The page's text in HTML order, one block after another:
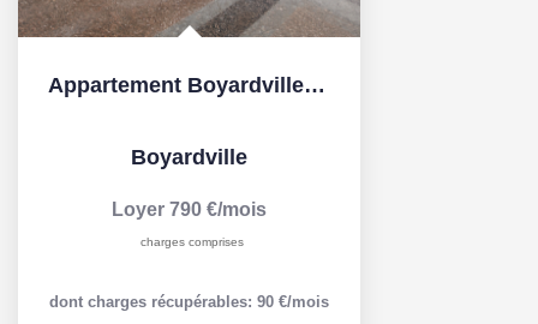
Appartement Boyardville 2 pièce(s)
Boyardville
Loyer 790 €/mois
charges comprises
dont charges récupérables: 90 €/mois